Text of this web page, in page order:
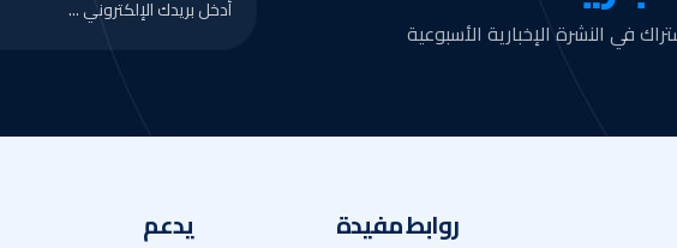
في النشرة الإخبارية الأسبوعية
روابط مفيدة يدعم